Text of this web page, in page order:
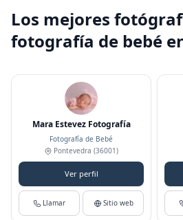
Los mejores
fotografía de bebé
Mara Estevez Fotografía
Fotografía de Bebé
Pontevedra (36001)
Ver perfil
Llamar Sitio web